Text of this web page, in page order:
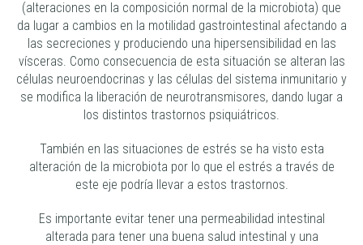
(alteraciones en la composición normal de la microbiota) que
da lugar a cambios en la motilidad gastrointestinal afectando a
las secreciones y produciendo una hipersensibilidad en las
vísceras. Como consecuencia de esta situación se alteran las
células neuroendocrinas y las células del sistema inmunitario y
se modifica la liberación de neurotransmisores, dando lugar a
los distintos trastornos psiquiátricos.
También en las situaciones de estrés se ha visto esta
alteración de la microbiota por lo que el estrés a través de
este eje podría llevar a estos trastornos.
Es importante evitar tener una permeabilidad intestinal
alterada para tener una buena salud intestinal y una